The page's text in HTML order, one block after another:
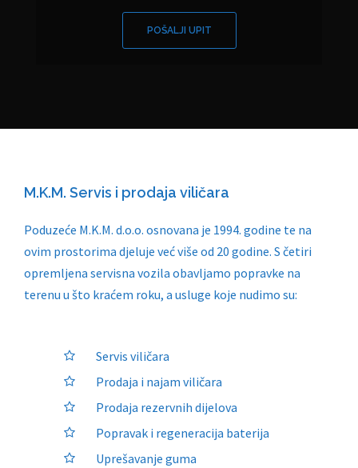
POŠALJI UPIT
M.K.M. Servis i prodaja viličara
Poduzeće M.K.M. d.o.o. osnovana je 1994. godine te na
ovim prostorima djeluje već više od 20 godine. S četiri
opremljena servisna vozila obavljamo popravke na
terenu u što kraćem roku, a usluge koje nudimo su:
Servis viličara
Prodaja i najam viličara
Prodaja rezervnih dijelova
Popravak i regeneracija baterija
Uprešavanje guma